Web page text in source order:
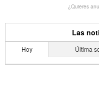
¿Quieres
Las
Hoy Última